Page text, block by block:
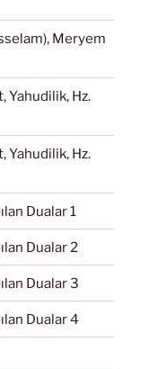
Meryem
Yahudilik, Hz.
Yahudilik, Hz.
Dualar 1
Dualar 2
Dualar 3
Dualar 4